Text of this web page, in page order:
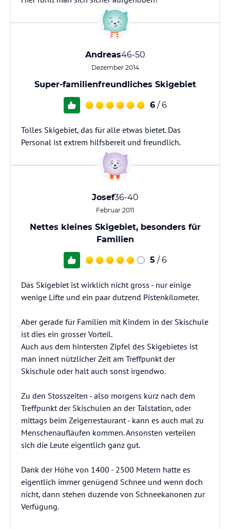
Andreas46-50
Dezember 2014
Super-familienfreundliches Skigebiet
6 / 6
Tolles Skigebiet, das für alle etwas bietet. Das
Personal ist extrem hilfsbereit und freundlich.
Josef36-40
Februar 2011
Nettes kleines Skigebiet, besonders für
Familien
5 / 6
Das Skigebiet ist wirklich nicht gross - nur einige
wenige Lifte und ein paar dutzend Pistenkilometer.
Aber gerade für Familien mit Kindern in der Skischule
ist dies ein grosser Vorteil.
Auch aus dem hintersten Zipfel des Skigebietes ist
man innert nützlicher Zeit am Treffpunkt der
Skischule oder halt auch sonst irgendwo.
Zu den Stosszeiten - also morgens kurz nach dem
Treffpunkt der Skischulen an der Talstation, oder
mittags beim Zeigerrestaurant - kann es auch mal zu
Menschenaufläufen kommen. Ansonsten verteilen
sich die Leute eigentlich ganz gut.
Dank der Höhe von 1400 - 2500 Metern hatte es
eigentlich immer genügend Schnee und wenn doch
nicht, dann stehen duzende von Schneekanonen zur
Verfügung.